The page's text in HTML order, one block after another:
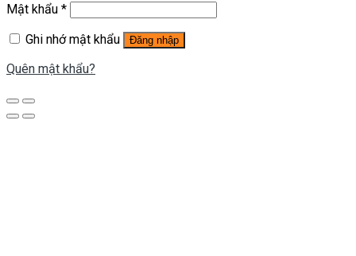
Mật khẩu *
Ghi nhớ mật khẩu
Đăng nhập
Quên mật khẩu?